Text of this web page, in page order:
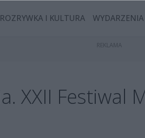
ROZRYWKA I KULTURA WYDARZENIA
XXII Festiwal